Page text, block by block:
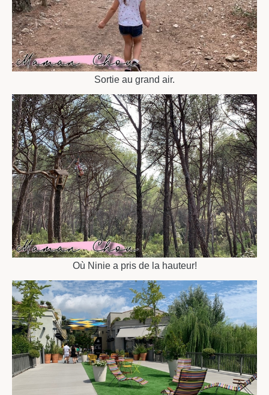
Sortie au grand air.
Où Ninie a pris de la hauteur!